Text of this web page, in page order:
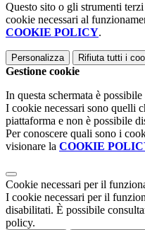
Questo sito o gli strumenti
cookie necessari al
COOKIE POLICY.
Personalizza Rifiuta tutti i
Gestione cookie
In questa schermata è
I cookie necessari sono quelli
piattaforma e non è possibile
Per conoscere quali sono i
visionare la COOKIE
Cookie necessari per il
I cookie necessari per il
disabilitati. È possibile
policy.